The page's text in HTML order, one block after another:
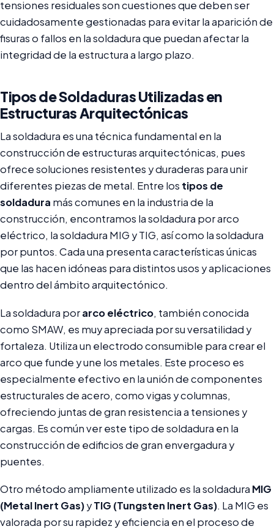
tensiones residuales son cuestiones que deben ser
cuidadosamente gestionadas para evitar la aparición de
fisuras o fallos en la soldadura que puedan afectar la
integridad de la estructura a largo plazo.
Tipos de Soldaduras Utilizadas en
Estructuras Arquitectónicas
La soldadura es una técnica fundamental en la
construcción de estructuras arquitectónicas, pues
ofrece soluciones resistentes y duraderas para unir
diferentes piezas de metal. Entre los tipos de
soldadura más comunes en la industria de la
construcción, encontramos la soldadura por arco
eléctrico, la soldadura MIG y TIG, así como la soldadura
por puntos. Cada una presenta características únicas
que las hacen idóneas para distintos usos y aplicaciones
dentro del ámbito arquitectónico.
La soldadura porarco eléctrico, también conocida
como SMAW, es muy apreciada por su versatilidad y
fortaleza. Utiliza un electrodo consumible para crear el
arco que funde y une los metales. Este proceso es
especialmente efectivo en la unión de componentes
estructurales de acero, como vigas y columnas,
ofreciendo juntas de gran resistencia a tensiones y
cargas. Es común ver este tipo de soldadura en la
construcción de edificios de gran envergadura y
puentes.
Otro método ampliamente utilizado es la soldadura MIG
(Metal Inert Gas)yTIG (Tungsten Inert Gas). La MIG es
valorada por su rapidez y eficiencia en el proceso de